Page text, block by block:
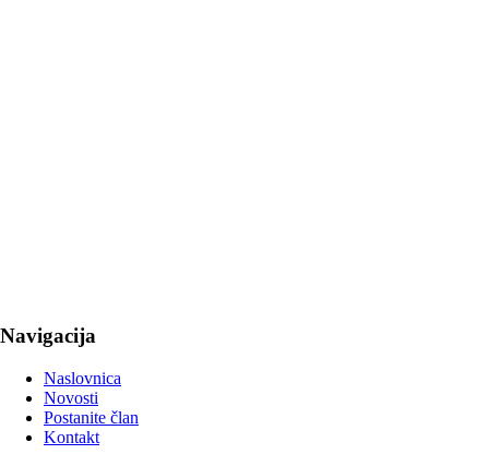
Navigacija
Naslovnica
Novosti
Postanite član
Kontakt